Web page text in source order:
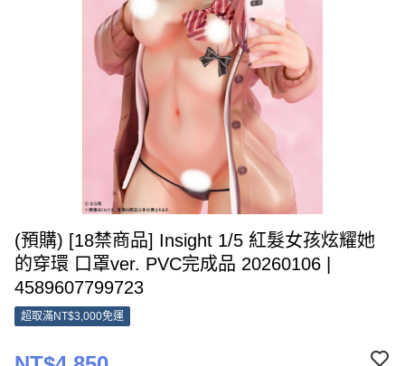
(預購) [18禁商品] Insight 1/5 紅髮女孩炫耀她
的穿環 口罩ver. PVC完成品 20260106 |
4589607799723
超取滿NT$3,000免運